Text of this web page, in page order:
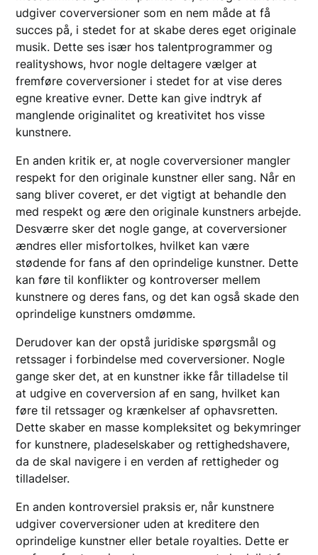
udgiver coverversioner som en nem måde at få
succes på, i stedet for at skabe deres eget originale
musik. Dette ses især hos talentprogrammer og
realityshows, hvor nogle deltagere vælger at
fremføre coverversioner i stedet for at vise deres
egne kreative evner. Dette kan give indtryk af
manglende originalitet og kreativitet hos visse
kunstnere.
En anden kritik er, at nogle coverversioner mangler
respekt for den originale kunstner eller sang. Når en
sang bliver coveret, er det vigtigt at behandle den
med respekt og ære den originale kunstners arbejde.
Desværre sker det nogle gange, at coverversioner
ændres eller misfortolkes, hvilket kan være
stødende for fans af den oprindelige kunstner. Dette
kan føre til konflikter og kontroverser mellem
kunstnere og deres fans, og det kan også skade den
oprindelige kunstners omdømme.
Derudover kan der opstå juridiske spørgsmål og
retssager i forbindelse med coverversioner. Nogle
gange sker det, at en kunstner ikke får tilladelse til
at udgive en coverversion af en sang, hvilket kan
føre til retssager og krænkelser af ophavsretten.
Dette skaber en masse kompleksitet og bekymringer
for kunstnere, pladeselskaber og rettighedshavere,
da de skal navigere i en verden af rettigheder og
tilladelser.
En anden kontroversiel praksis er, når kunstnere
udgiver coverversioner uden at kreditere den
oprindelige kunstner eller betale royalties. Dette er